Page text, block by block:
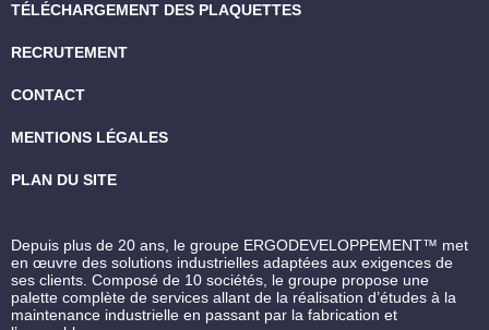
TÉLÉCHARGEMENT DES PLAQUETTES
RECRUTEMENT
CONTACT
MENTIONS LÉGALES
PLAN DU SITE
Depuis plus de 20 ans, le groupe ERGODEVELOPPEMENT™ met
en œuvre des solutions industrielles adaptées aux exigences de
ses clients. Composé de 10 sociétés, le groupe propose une
palette complète de services allant de la réalisation d’études à la
maintenance industrielle en passant par la fabrication et